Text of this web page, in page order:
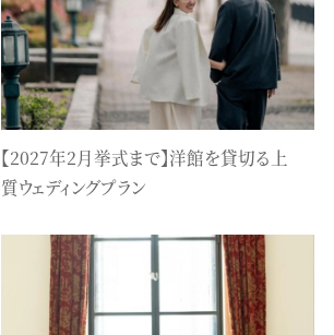
【2027年2月挙式まで】洋館を貸切る上
質ウェディングプラン